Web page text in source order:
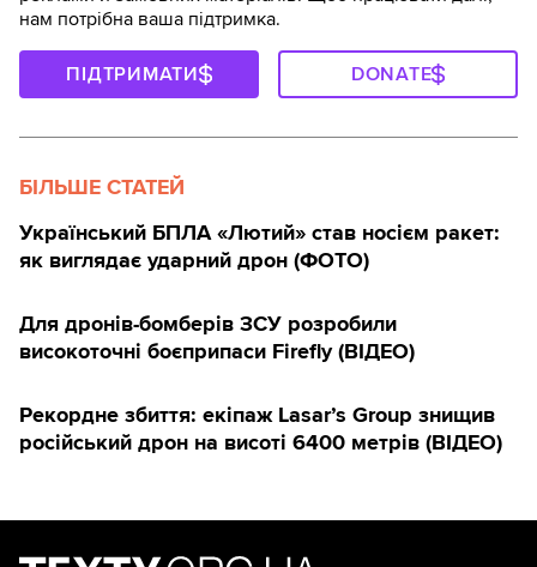
нам потрібна ваша підтримка.
ПІДТРИМАТИ DONATE
БІЛЬШЕ СТАТЕЙ
Український БПЛА «Лютий» став носієм ракет:
як виглядає ударний дрон (ФОТО)
Для дронів-бомберів ЗСУ розробили
високоточні боєприпаси Firefly (ВІДЕО)
Рекордне збиття: екіпаж Lasar’s Group знищив
російський дрон на висоті 6400 метрів (ВІДЕО)